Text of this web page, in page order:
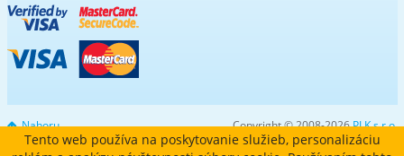
Nahoru Copyright © 2008-2026PLK s.r.o.
Tento web používa na poskytovanie služieb, personalizáciu